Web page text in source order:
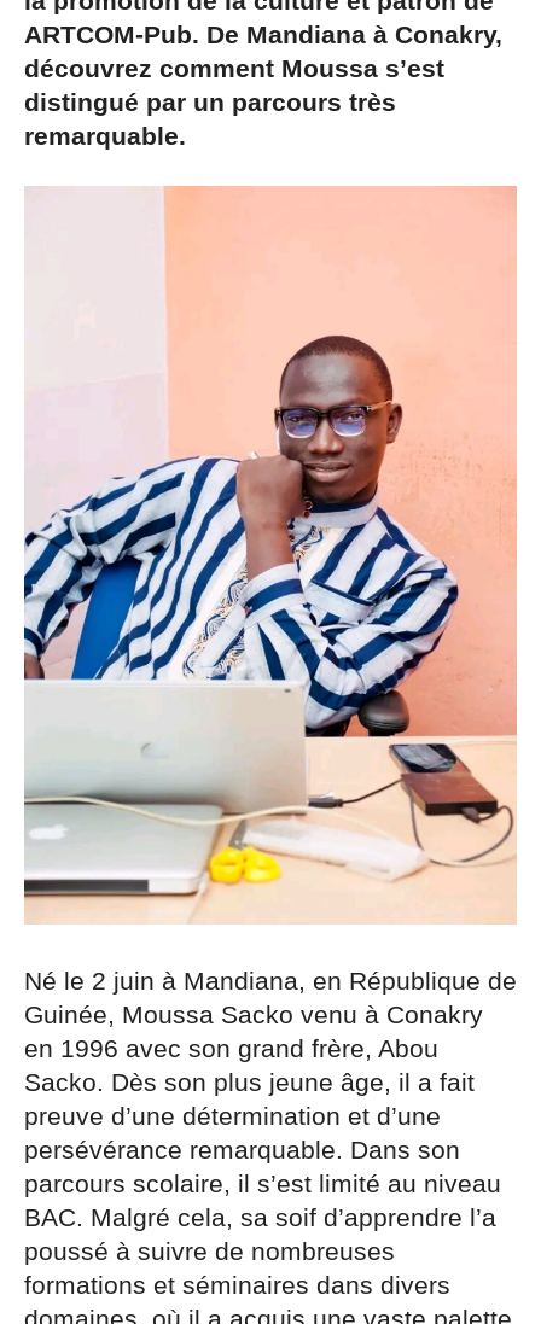
ARTCOM-Pub. De Mandiana à Conakry,
découvrez comment Moussa s’est
distingué par un parcours très
remarquable.
Né le 2 juin à Mandiana, en République de
Guinée, Moussa Sacko venu à Conakry
en 1996 avec son grand frère, Abou
Sacko. Dès son plus jeune âge, il a fait
preuve d’une détermination et d’une
persévérance remarquable. Dans son
parcours scolaire, il s’est limité au niveau
BAC. Malgré cela, sa soif d’apprendre l’a
poussé à suivre de nombreuses
formations et séminaires dans divers